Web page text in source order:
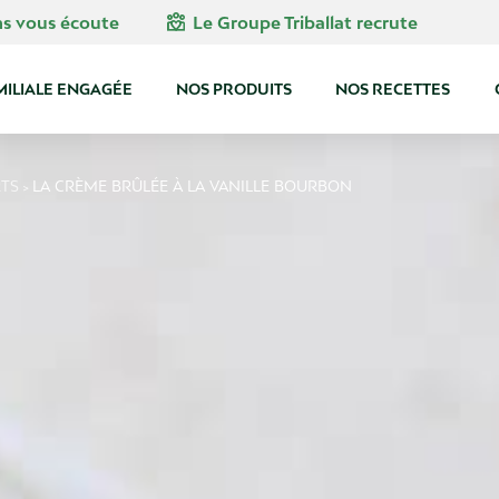
vous écoute diversity_4 Le Groupe Triballat recrute
ENGAGÉE NOS PRODUITS NOS RECETTES
> LA CRÈME BRÛLÉE À LA VANILLE BOURBON